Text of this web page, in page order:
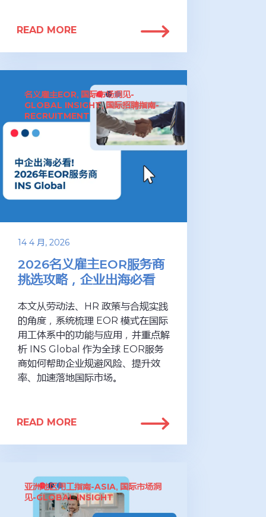
READ MORE
名义雇主EOR, 国际市场洞见-
GLOBAL INSIGHT,国际招聘指南-
RECRUITMENT
14 4 月, 2026
2026名义雇主EOR服务商
挑选攻略，企业出海必看
本文从劳动法、HR 政策与合规实践
的角度，系统梳理 EOR 模式在国际
用工体系中的功能与应用，并重点解
析 INS Global 作为全球 EOR服务
商如何帮助企业规避风险、提升效
率、加速落地国际市场。
READ MORE
亚洲地区用工指南-ASIA, 国际市场洞
见-GLOBAL INSIGHT